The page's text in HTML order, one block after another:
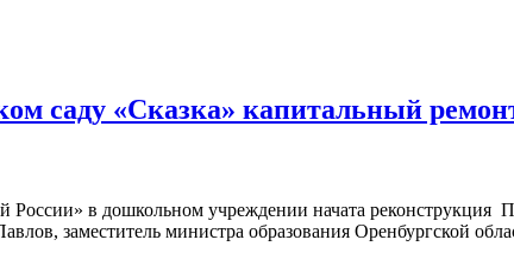
саду «Сказка» капитальный
в дошкольном учреждении начата реконструкция
заместитель министра образования Оренбургской